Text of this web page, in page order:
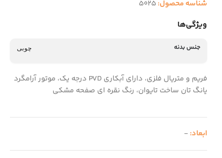
شناسه محصول:5025
ویژگی‌ها
جنس بدنه چوبی
فریم و متریال فلزی، دارای آبکاری PVD درجه یک، موتور آرامگرد
یانگ تان ساخت تایوان، رنگ نقره ای صفحه مشکی
ابعاد: -